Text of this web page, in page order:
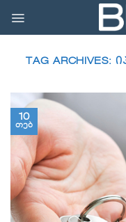
content
TAG ARCHIVES:
10
თებ